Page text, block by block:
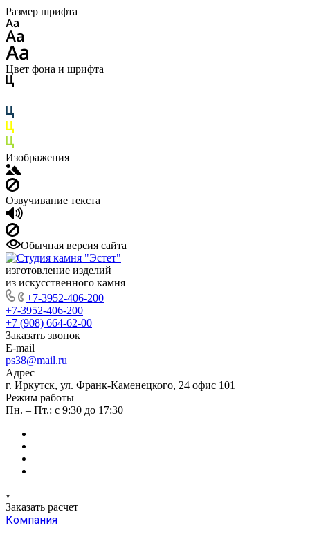
Размер шрифта
Цвет фона и шрифта
Изображения
Озвучивание текста
Обычная версия сайта
изготовление изделий
из искусственного камня
+7-3952-406-200
+7-3952-406-200
+7 (908) 664-62-00
Заказать звонок
E-mail
ps38@mail.ru
Адрес
г. Иркутск, ул. Франк-Каменецкого, 24 офис 101
Режим работы
Пн. – Пт.: с 9:30 до 17:30
Заказать расчет
Компания